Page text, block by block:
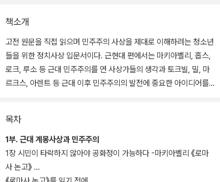
책소개
고전 원문을 직접 읽으며 민주주의 사상을 제대로 이해하려는 청소년
들을 위한 정치사상 입문서이다. 근현대 편에서는 마키아벨리, 홉스,
로크, 루소 등 근대 민주주의를 연 사상가들의 생각과 토크빌, 밀, 마
르크스, 아렌트 등 근대 이후 민주주의의 발전에 중요한 아이디어를
해당 사상가의 저작에서 민주주의 사상과 관련하여 눈여겨봐야 할 중
요한 대목들을 놓치지 않고 발췌하여 보여 줌과 동시에 발췌하지 않
은 대목은 어떤 이야기를 담고 있는지 간략히 요약함으로써 해당 사
상가의 저작 전체를 일별할 수 있도록 고려하였다. 또 주요 대목들을
이해하는 데 필요한 해설을 원문 중간중간에 넣었다.
목차
1부. 근대 계몽사상과 민주주의
1장 시민이 타락하지 않아야 공화정이 가능하다 -마키아벨리 《로마
사 논고》